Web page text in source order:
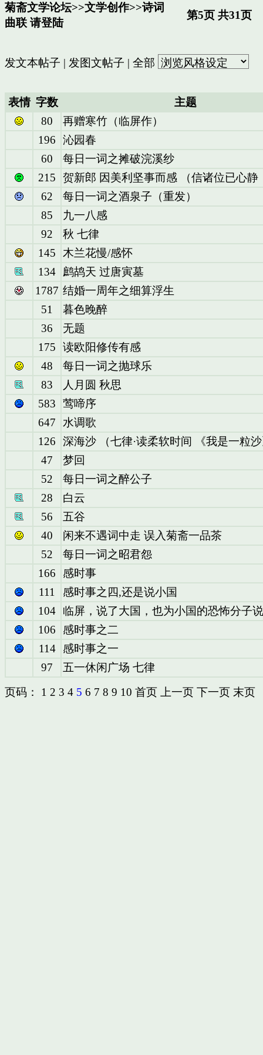
菊斋文学论坛>>文学创作>>诗词
曲联 请登陆
第5页 共31页
发文本帖子 | 发图文帖子 | 全部
表情 字数
主题
80
再赠寒竹（临屏作）
196
沁园春
60
每日一词之摊破浣溪纱
215
贺新郎 因美利坚事而感 （信诸位已心静
62
每日一词之酒泉子（重发）
85
九一八感
92
秋 七律
145
木兰花慢/感怀
134
鹧鸪天 过唐寅墓
1787 结婚一周年之细算浮生
51
暮色晚醉
36
无题
175
读欧阳修传有感
48
每日一词之抛球乐
83
人月圆 秋思
583
莺啼序
647
水调歌
126
深海沙 （七律·读柔软时间 《我是一粒
47
梦回
52
每日一词之醉公子
28
白云
56
五谷
40
闲来不遇词中走 误入菊斋一品茶
52
每日一词之昭君怨
166
感时事
111
感时事之四,还是说小国
104
临屏，说了大国，也为小国的恐怖分子
106
感时事之二
114
感时事之一
97
五一休闲广场 七律
页码： 1 2 3 4 5 6 7 8 9 10 首页 上一页 下一页 末页